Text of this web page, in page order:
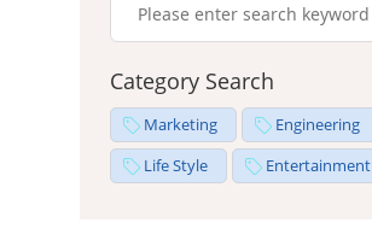
Category Search
Marketing Engineering
Life Style
Entertainment